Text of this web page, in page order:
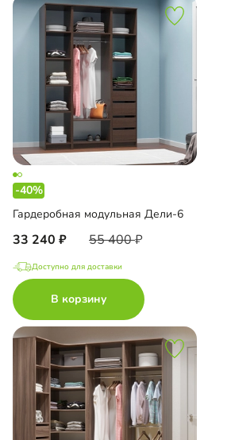
-40%
Гардеробная модульная Дели-6
33 240 55 400
Доступно для доставки
В корзину